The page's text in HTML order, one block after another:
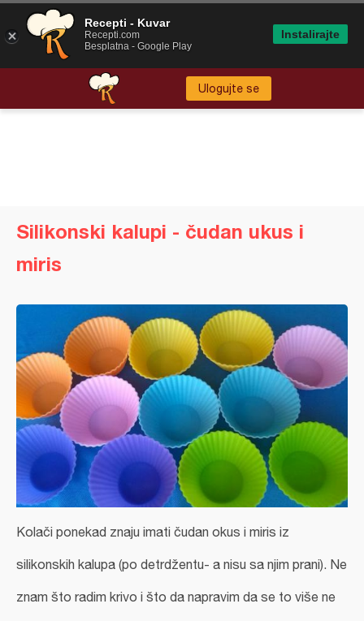
Ulogujte se
Silikonski kalupi - čudan ukus i
miris
Kolači ponekad znaju imati čudan okus i miris iz
silikonskih kalupa (po detrdžentu- a nisu sa njim prani). Ne
znam što radim krivo i što da napravim da se to više ne
Recepti - Kuvar
Recepti.com
Besplatna - Google Play
Instalirajte